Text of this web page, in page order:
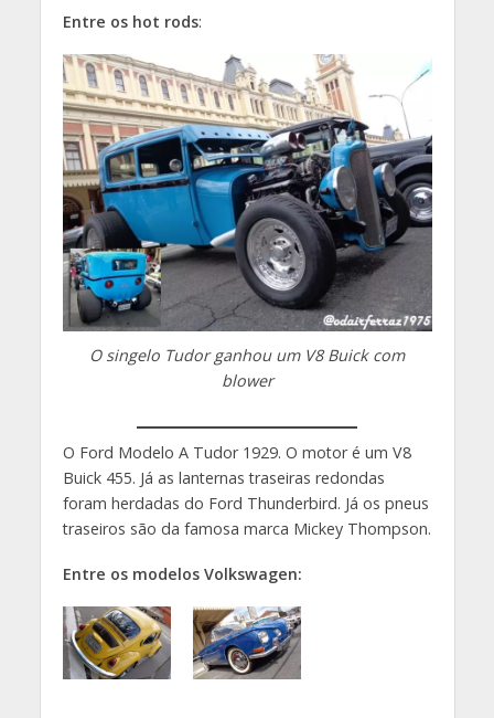
Entre os hot rods:
O singelo Tudor ganhou um V8 Buick com
blower
O Ford Modelo A Tudor 1929. O motor é um V8
Buick 455. Já as lanternas traseiras redondas
foram herdadas do Ford Thunderbird. Já os pneus
traseiros são da famosa marca Mickey Thompson.
Entre os modelos Volkswagen: